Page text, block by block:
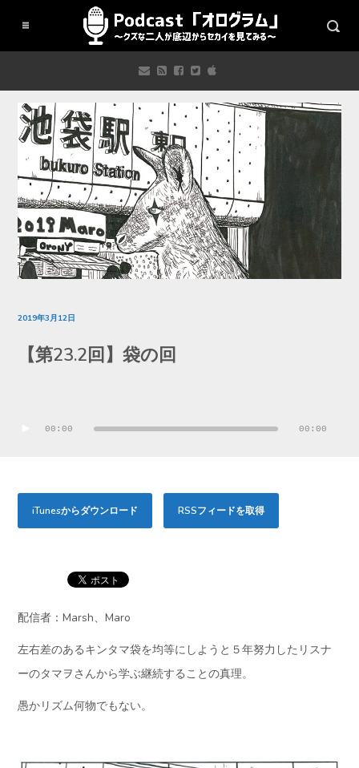
2019年3月12日
【第23.2回】袋の回
ヤ
00:00 00:00
iTunesからダウンロード RSSフィードを取得
配信者：Marsh、Maro
左右差のあるキンタマ袋を均等にしようと５年努力したリスナ
ーのタマヲさんから学ぶ継続することの真理。
愚かリズム何物でもない。